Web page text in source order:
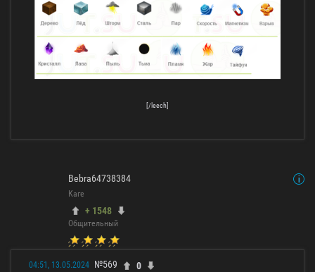
[/leech]
Bebra64738384
Каге
+ 1548
Общительный
04:51, 13.05.2024 №569 0